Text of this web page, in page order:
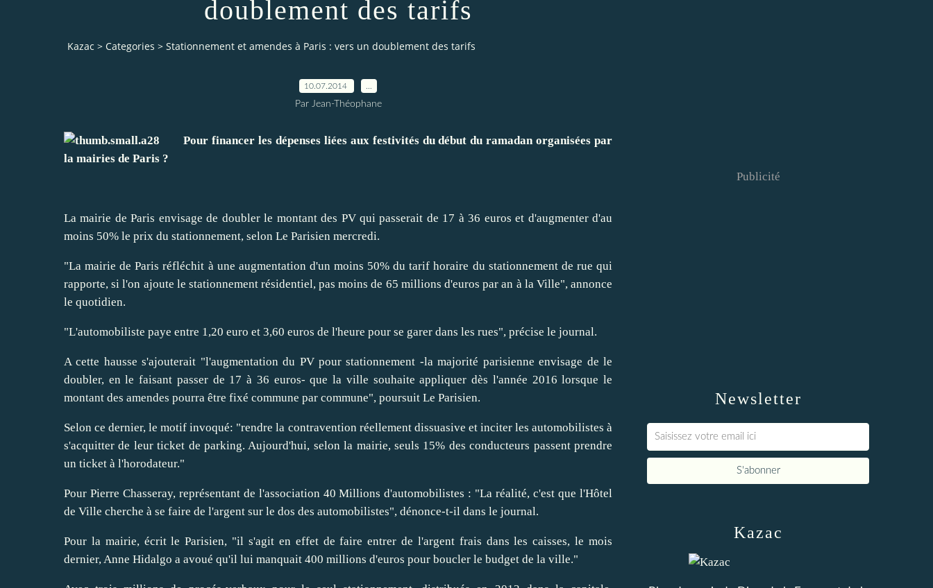
doublement des tarifs
Kazac > Categories > Stationnement et amendes à Paris : vers un doublement des tarifs
10.07.2014
Par Jean-Théophane
Pour financer les dépenses liées aux festivités du début du ramadan organisées par
la mairies de Paris ?
La mairie de Paris envisage de doubler le montant des PV qui passerait de 17 à 36 euros et d'augmenter d'au
moins 50% le prix du stationnement, selon Le Parisien mercredi.
"La mairie de Paris réfléchit à une augmentation d'un moins 50% du tarif horaire du stationnement de rue qui
rapporte, si l'on ajoute le stationnement résidentiel, pas moins de 65 millions d'euros par an à la Ville", annonce
le quotidien.
"L'automobiliste paye entre 1,20 euro et 3,60 euros de l'heure pour se garer dans les rues", précise le journal.
A cette hausse s'ajouterait "l'augmentation du PV pour stationnement -la majorité parisienne envisage de le
doubler, en le faisant passer de 17 à 36 euros- que la ville souhaite appliquer dès l'année 2016 lorsque le
montant des amendes pourra être fixé commune par commune", poursuit Le Parisien.
Selon ce dernier, le motif invoqué: "rendre la contravention réellement dissuasive et inciter les automobilistes à
s'acquitter de leur ticket de parking. Aujourd'hui, selon la mairie, seuls 15% des conducteurs passent prendre
un ticket à l'horodateur."
Pour Pierre Chasseray, représentant de l'association 40 Millions d'automobilistes : "La réalité, c'est que l'Hôtel
de Ville cherche à se faire de l'argent sur le dos des automobilistes", dénonce-t-il dans le journal.
Pour la mairie, écrit le Parisien, "il s'agit en effet de faire entrer de l'argent frais dans les caisses, le mois
dernier, Anne Hidalgo a avoué qu'il lui manquait 400 millions d'euros pour boucler le budget de la ville."
Newsletter
Publicité
Kazac